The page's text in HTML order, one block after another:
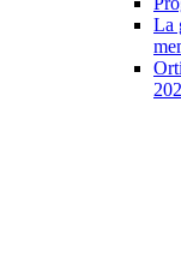
La